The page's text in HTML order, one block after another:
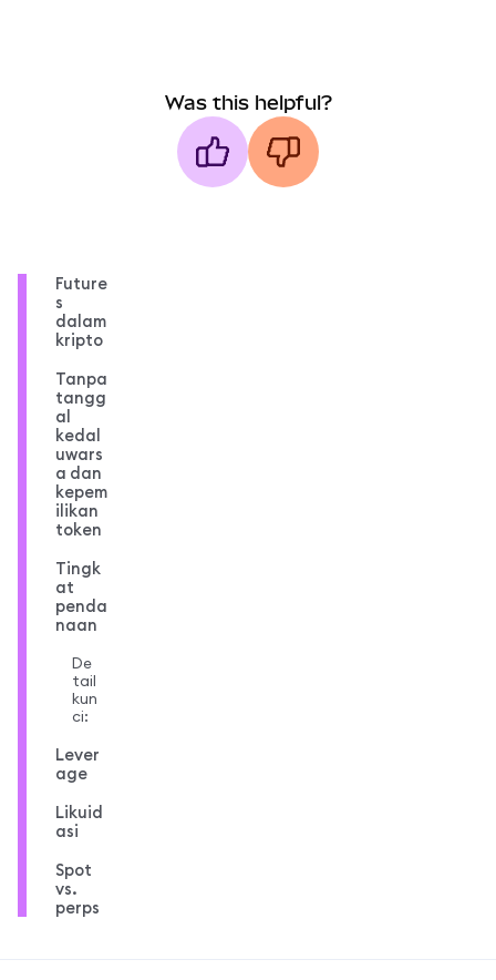
Was this helpful?
Future
s
dalam
kripto
Tanpa
tangg
al
kedal
uwars
a dan
kepem
ilikan
token
Tingk
at
penda
naan
De
tail
kun
ci:
Lever
age
Likuid
asi
Spot
vs.
perps